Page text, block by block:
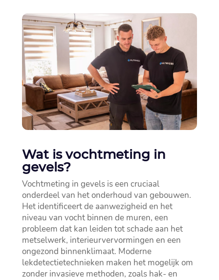
Wat is vochtmeting in
gevels?
Vochtmeting in gevels is een cruciaal
onderdeel van het onderhoud van gebouwen.​
Het identificeert de aanwezigheid en het
niveau van vocht binnen de muren, een
probleem dat kan leiden tot schade aan het
metselwerk, interieurvervormingen en een
ongezond binnenklimaat.​ Moderne
lekdetectietechnieken maken het mogelijk om
zonder invasieve methoden, zoals hak- en